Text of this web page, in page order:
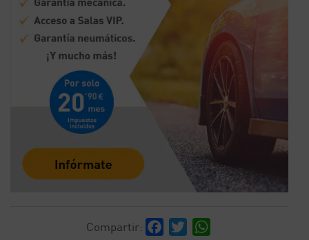
Compartir: Facebook
Twitter